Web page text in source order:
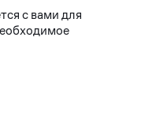
с вами для